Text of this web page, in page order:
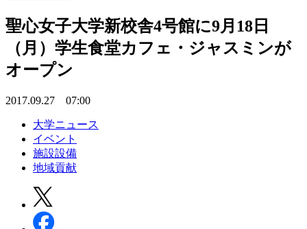
聖心女子大学新校舎4号館に9月18日
（月）学生食堂カフェ・ジャスミンが
オープン
2017.09.27 07:00
大学ニュース
イベント
施設設備
地域貢献